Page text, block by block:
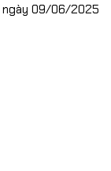
ngày 09/06/2025